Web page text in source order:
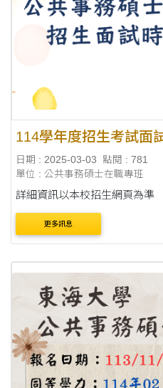
114學年度招生考試面
日期 : 2025-03-03
點閱 : 781
單位 : 公共事務碩士在職專班
詳細資訊以本校招生網頁為準
更多訊息